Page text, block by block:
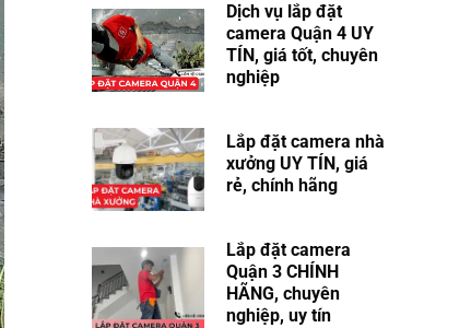
Dịch vụ lắp đặt
camera Quận 4 UY
TÍN, giá tốt, chuyên
nghiệp
Lắp đặt camera nhà
xưởng UY TÍN, giá
rẻ, chính hãng
Lắp đặt camera
Quận 3 CHÍNH
HÃNG, chuyên
nghiệp, uy tín